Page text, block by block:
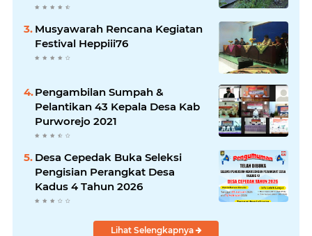
Musyawarah Rencana Kegiatan
Festival Heppiii76
Pengambilan Sumpah &
Pelantikan 43 Kepala Desa Kab
Purworejo 2021
Desa Cepedak Buka Seleksi
Pengisian Perangkat Desa
Kadus 4 Tahun 2026
Lihat Selengkapnya